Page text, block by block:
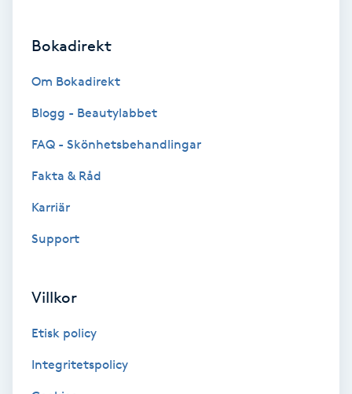
Hudföryngring
Huduppstramning
Hyaluronsyra
Bokadirekt
Om Bokadirekt
Blogg - Beautylabbet
FAQ - Skönhetsbehandlingar
Fakta & Råd
Karriär
Support
Villkor
Etisk policy
Integritetspolicy